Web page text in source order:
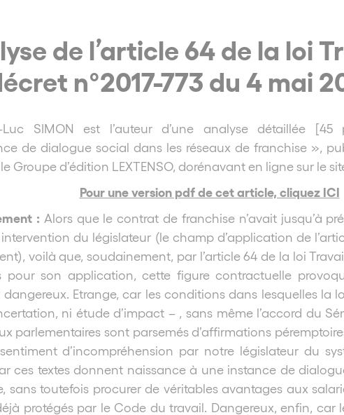
de l’article 64 de la loi
n°2017-773 du 4 mai
Luc SIMON est l’auteur d’une analyse détaillée
de dialogue social dans les réseaux de franchise »,
Groupe d’édition LEXTENSO, dorénavant en ligne sur le
Pour une version pdf de cet article, cliquez ICI
: Alors que le contrat de franchise n’avait jusqu’à
du législateur (le champ d’application de
voilà que, soudainement, par l’article 64 de la loi
pour son application, cette figure contractuelle
Etrange, car les conditions dans lesquelles la
ni étude d’impact – , sans même l’accord du
parlementaires sont parsemés d’affirmations
d’incompréhension par notre législateur du
ces textes donnent naissance à une instance de
sans toutefois procurer de véritables avantages aux
protégés par le Code du travail. Dangereux, enfin, car